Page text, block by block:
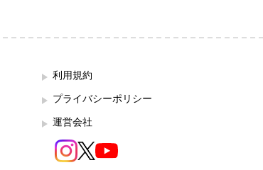
利用規約
プライバシーポリシー
運営会社